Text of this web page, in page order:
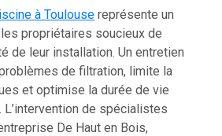
à Toulouse représente un
propriétaires soucieux de
de leur installation. Un entretien
de filtration, limite la
et optimise la durée de vie
de spécialistes
De Haut en Bois,